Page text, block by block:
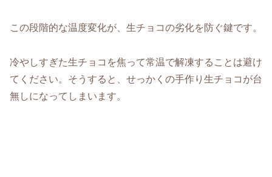
この段階的な温度変化が、生チョコの劣化を防ぐ鍵です。
冷やしすぎた生チョコを焦って常温で解凍することは避け
てください。そうすると、せっかくの手作り生チョコが台
無しになってしまいます。